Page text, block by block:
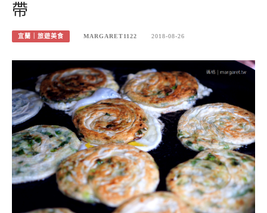
帶
宜蘭｜旅遊美食 MARGARET1122 2018-08-26